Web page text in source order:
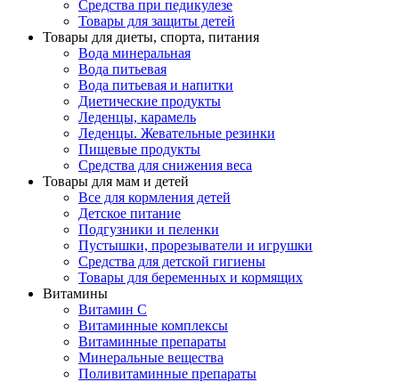
Средства при педикулезе
Товары для защиты детей
Товары для диеты, спорта, питания
Вода минеральная
Вода питьевая
Вода питьевая и напитки
Диетические продукты
Леденцы, карамель
Леденцы. Жевательные резинки
Пищевые продукты
Средства для снижения веса
Товары для мам и детей
Все для кормления детей
Детское питание
Подгузники и пеленки
Пустышки, прорезыватели и игрушки
Средства для детской гигиены
Товары для беременных и кормящих
Витамины
Витамин С
Витаминные комплексы
Витаминные препараты
Минеральные вещества
Поливитаминные препараты